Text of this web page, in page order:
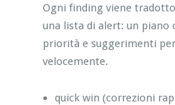
Ogni finding viene
una lista di alert: un piano
priorità e suggerimenti
velocemente.
quick win (correzioni